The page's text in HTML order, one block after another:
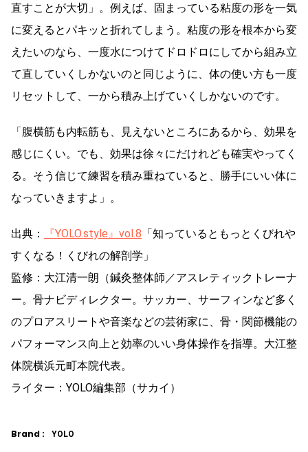
直すことが大切」。例えば、固まっている粘度の形を一気
に変えるとパキッと折れてしまう。粘度の形を根本から変
えたいのなら、一度水につけてドロドロにしてから組み立
て直していくしかないのと同じように、体の使い方も一度
リセットして、一から積み上げていくしかないのです。
「腹横筋も内転筋も、見えないところにあるから、効果を
感じにくい。でも、効果は徐々にだけれども確実やってく
る。そう信じて練習を積み重ねていると、勝手にいい体に
なっていきますよ」。
出典： 『YOLO.style』vol.8 「知っているともっとくびれや
すくなる！くびれの解剖学」
監修：大江清一朗（鍼灸整体師／アスレティックトレーナ
ー。骨ナビディレクター。サッカー、サーフィンなど多く
のプロアスリートや音楽などの芸術家に、骨・関節機能の
パフォーマンス向上と効率のいい身体操作を指導。大江整
体院横浜元町本院代表。
ライター：YOLO編集部（サカイ）
Brand : YOLO